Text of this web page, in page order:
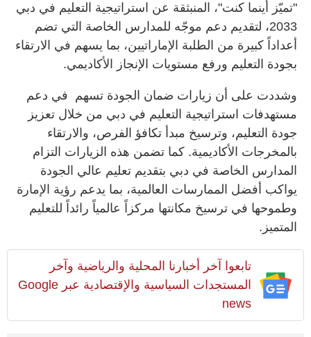
"تميّز أينما كنت"، المنبثقة عن استراتيجية التعليم في دبي
2033، لتقديم دعم موجّه للمدارس الخاصة التي تضم
أعداداً كبيرة من الطلبة الإماراتيين، بما يسهم في الارتقاء
بجودة التعليم ورفع مستويات الإنجاز الأكاديمي.
وشددت على أن زيارات ضمان الجودة تسهم في دعم
مستهدفات استراتيجية التعليم في دبي من خلال تعزيز
جودة التعليم، وترسيخ مبدأ تكافؤ الفرص، والارتقاء
بالمخرجات الأكاديمية. كما تضمن هذه الزيارات التزام
المدارس الخاصة في دبي بتقديم تعليم عالي الجودة
يواكب أفضل الممارسات العالمية، بما يدعم رؤية الإمارة
وطموحها في ترسيخ مكانتها مركزاً عالمياً رائداً للتعليم
المتميز.
تابعوا آخر أخبارنا المحلية والرياضية وآخر
المستجدات السياسية والإقتصادية عبر Google
news